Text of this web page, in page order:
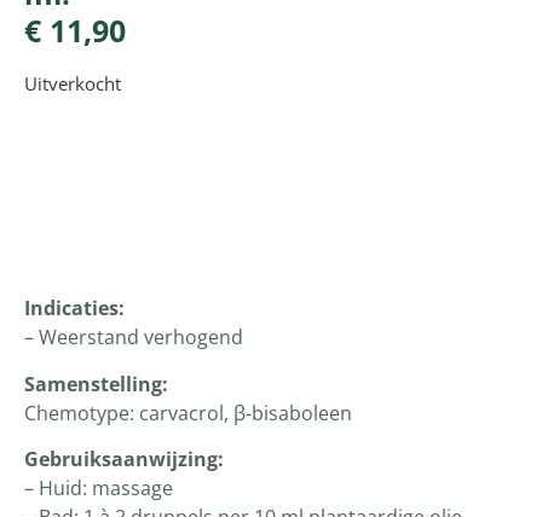
€ 11,90
Uitverkocht
Indicaties:
– Weerstand verhogend
Samenstelling:
Chemotype: carvacrol, β-bisaboleen
Gebruiksaanwijzing:
– Huid: massage